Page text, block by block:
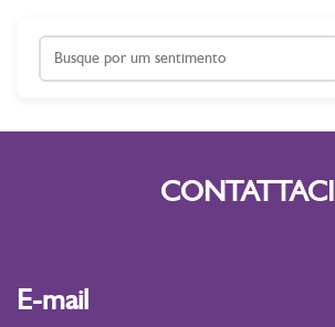
CONTATTACI
E-mail